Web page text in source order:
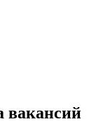
вакансий